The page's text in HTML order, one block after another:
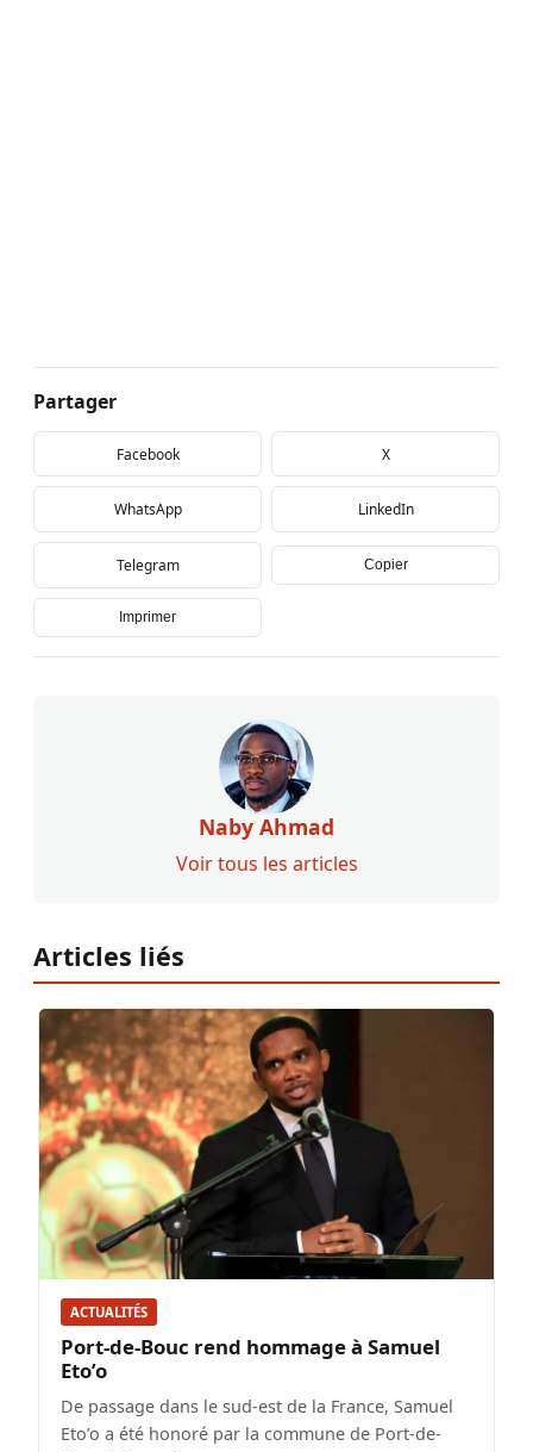
Partager
Facebook X
WhatsApp LinkedIn
Telegram Copier
Imprimer
Naby Ahmad
Voir tous les articles
Articles liés
ACTUALITÉS
Port-de-Bouc rend hommage à Samuel
Eto’o
De passage dans le sud-est de la France, Samuel
Eto’o a été honoré par la commune de Port-de-